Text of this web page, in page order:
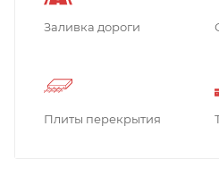
Заливка дороги
Плиты перекрытия